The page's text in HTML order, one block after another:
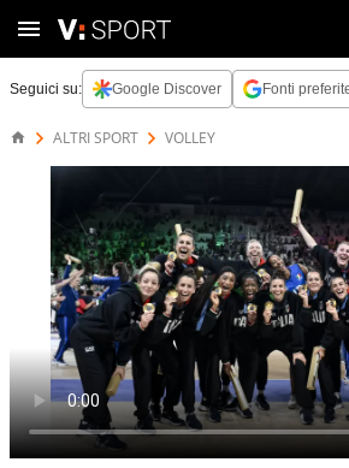
Seguici su: Google Discover Fonti
ALTRI SPORT VOLLEY